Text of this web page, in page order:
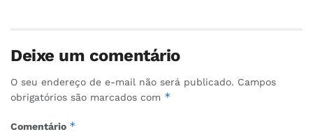
Deixe um comentário
O seu endereço de e-mail não será publicado. Campos
obrigatórios são marcados com *
Comentário *